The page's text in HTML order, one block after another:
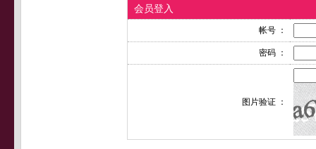
会员登入
帐号 ：
密码 ：
图片验证 ：